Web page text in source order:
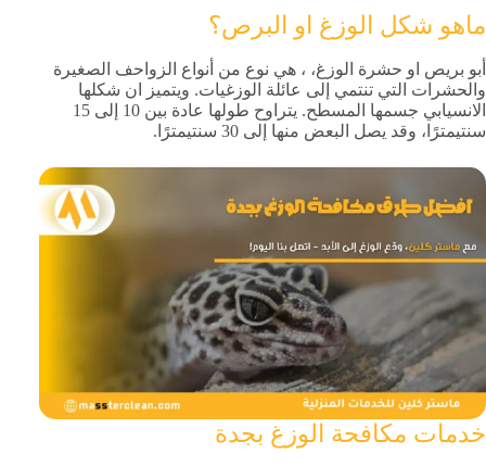
ماهو شكل الوزغ او البرص؟
أبو بريص او حشرة الوزغ، ، هي نوع من أنواع الزواحف الصغيرة
والحشرات التي تنتمي إلى عائلة الوزغيات. ويتميز ان شكلها
الانسيابي جسمها المسطح. يتراوح طولها عادة بين 10 إلى 15
سنتيمترًا، وقد يصل البعض منها إلى 30 سنتيمترًا.
خدمات مكافحة الوزغ بجدة